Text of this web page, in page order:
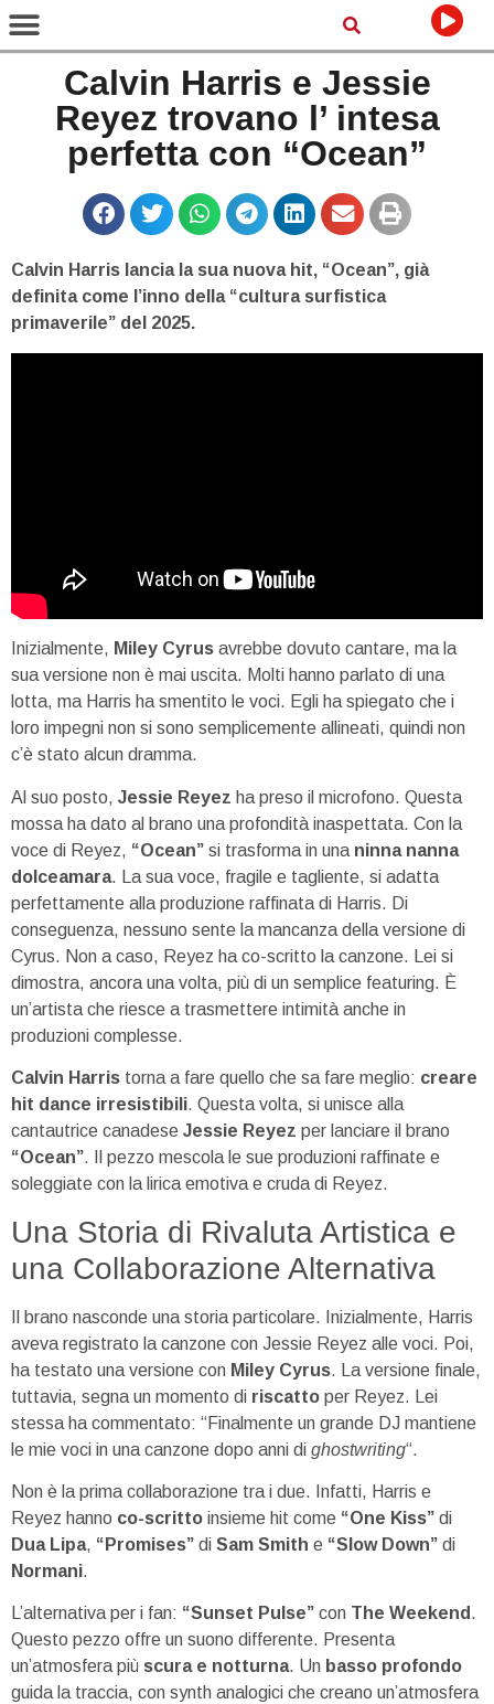
Calvin Harris e Jessie
Reyez trovano l’ intesa
perfetta con “Ocean”
Calvin Harris lancia la sua nuova hit, “Ocean”, già
definita come l’inno della “cultura surfistica
primaverile” del 2025.
Inizialmente, Miley Cyrus avrebbe dovuto cantare, ma la
sua versione non è mai uscita. Molti hanno parlato di una
lotta, ma Harris ha smentito le voci. Egli ha spiegato che i
loro impegni non si sono semplicemente allineati, quindi non
c’è stato alcun dramma.
Al suo posto, Jessie Reyez ha preso il microfono. Questa
mossa ha dato al brano una profondità inaspettata. Con la
voce di Reyez, “Ocean” si trasforma in una ninna nanna
dolceamara. La sua voce, fragile e tagliente, si adatta
perfettamente alla produzione raffinata di Harris. Di
conseguenza, nessuno sente la mancanza della versione di
Cyrus. Non a caso, Reyez ha co-scritto la canzone. Lei si
dimostra, ancora una volta, più di un semplice featuring. È
un’artista che riesce a trasmettere intimità anche in
produzioni complesse.
Calvin Harris torna a fare quello che sa fare meglio: creare
hit dance irresistibili. Questa volta, si unisce alla
cantautrice canadese Jessie Reyez per lanciare il brano
“Ocean”. Il pezzo mescola le sue produzioni raffinate e
soleggiate con la lirica emotiva e cruda di Reyez.
Una Storia di Rivaluta Artistica e
una Collaborazione Alternativa
Il brano nasconde una storia particolare. Inizialmente, Harris
aveva registrato la canzone con Jessie Reyez alle voci. Poi,
ha testato una versione con Miley Cyrus. La versione finale,
tuttavia, segna un momento di riscatto per Reyez. Lei
stessa ha commentato: “Finalmente un grande DJ mantiene
le mie voci in una canzone dopo anni di ghostwriting“.
Non è la prima collaborazione tra i due. Infatti, Harris e
Reyez hanno co-scritto insieme hit come “One Kiss” di
Dua Lipa, “Promises” di Sam Smith e “Slow Down” di
Normani.
L’alternativa per i fan: “Sunset Pulse” con The Weekend .
Questo pezzo offre un suono differente. Presenta
un’atmosfera più scura e notturna. Un basso profondo
guida la traccia, con synth analogici che creano un’atmosfera